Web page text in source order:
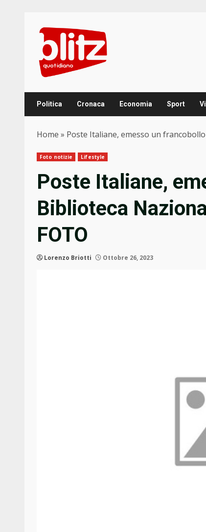
content
Politica Cronaca Economia Sport
Home » Poste Italiane, emesso un
Foto notizie Lifestyle
Poste Italiane,
Biblioteca
FOTO
Lorenzo Briotti Ottobre 26, 2023